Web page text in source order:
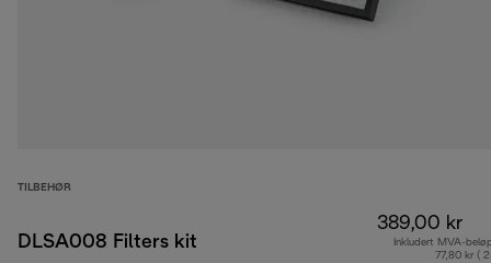
TILBEHØR
DLSA008 Filters kit
389,00 kr
Inkludert MVA-
77,80 kr (